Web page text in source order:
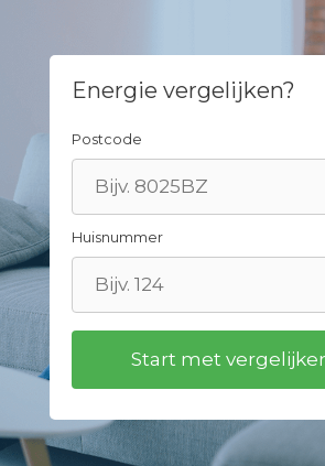
Energie vergelijken?
Postcode
Huisnummer